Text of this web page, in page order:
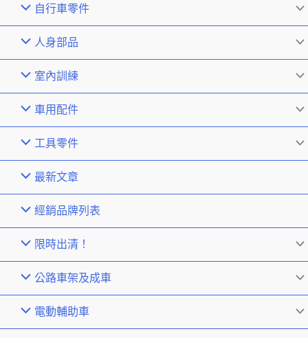
自行車零件
人身部品
室內訓練
車用配件
工具零件
最新文章
經銷品牌列表
限時出清！
公路車架及成車
電動輔助車